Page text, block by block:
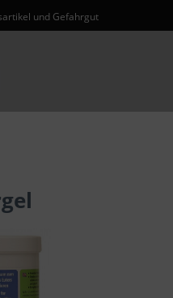
und Gefahrgut